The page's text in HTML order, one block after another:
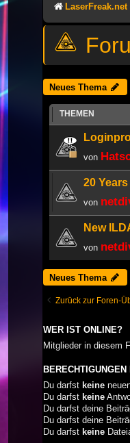
LaserFreak.net
Neues Thema
THEMEN
von
20
von
New
von
Neues Thema
Zurück zur Foren-
WER IST ONLINE?
Mitglieder in diesem
Du darfst keine
Du darfst keine
Du darfst deine
Du darfst deine
Du darfst keine